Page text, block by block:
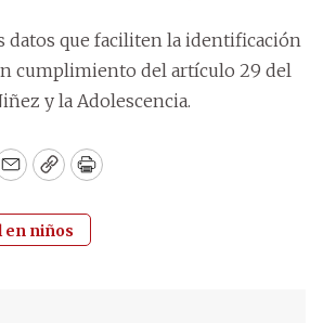
datos que faciliten la identificación
cumplimiento del artículo 29 del
y la Adolescencia.
EmailCopyPrint
en niños